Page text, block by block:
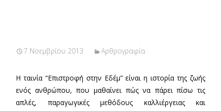
7 Νοεμβρίου 2013 Αρθρογραφία
Η ταινία “Επιστροφή στην Εδέμ” είναι η ιστορία της ζωής
ενός ανθρώπου, που μαθαίνει πώς να πάρει πίσω τις
απλές, παραγωγικές μεθόδους καλλιέργειας και